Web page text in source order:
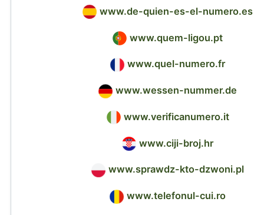
www.de-quien-es-el-numero.es
www.quem-ligou.pt
www.quel-numero.fr
www.wessen-nummer.de
www.verificanumero.it
www.ciji-broj.hr
www.sprawdz-kto-dzwoni.pl
www.telefonul-cui.ro